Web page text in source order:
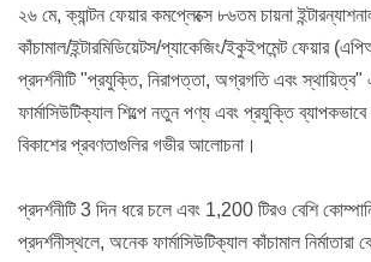
২৬ মে, ক্যান্টন ফেয়ার কমপ্লেক্সে ৮৬তম চায়না
কাঁচামাল/ইন্টারমিডিয়েটস/প্যাকেজিং/ইকুইপমেন্ট ফেয়ার
প্রদর্শনীটি "প্রযুক্তি, নিরাপত্তা, অগ্রগতি এবং স্থায়িত্ব"
ফার্মাসিউটিক্যাল শিল্পে নতুন পণ্য এবং প্রযুক্তি ব্যাপকভাবে
বিকাশের প্রবণতাগুলির গভীর আলোচনা।
প্রদর্শনীটি 3 দিন ধরে চলে এবং 1,200 টিরও বেশি
প্রদর্শনীস্থলে, অনেক ফার্মাসিউটিক্যাল কাঁচামাল নির্মাতারা